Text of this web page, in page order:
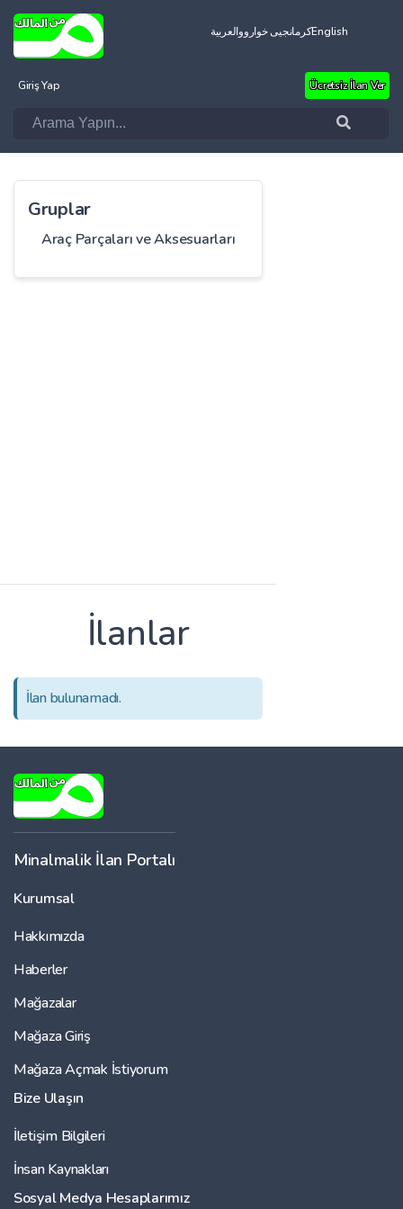
العربيةکرمانجیی خوارووEnglish
Giriş Yap Ücretsiz İlan Ver
Gruplar
Araç Parçaları ve Aksesuarları
İlanlar
İlan bulunamadı.
Minalmalik İlan Portalı
Kurumsal
Hakkımızda
Haberler
Mağazalar
Mağaza Giriş
Mağaza Açmak İstiyorum
Bize Ulaşın
İletişim Bilgileri
İnsan Kaynakları
Sosyal Medya Hesaplarımız